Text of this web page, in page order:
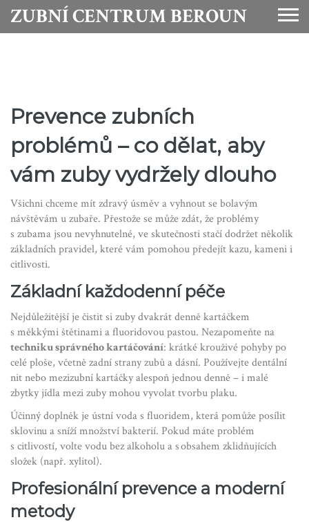
ZUBNÍ CENTRUM BEROUN
Prevence zubních
problémů – co dělat, aby
vám zuby vydržely dlouho
Všichni chceme mít zdravý úsměv a vyhnout se bolavým
návštěvám u zubaře. Přestože se může zdát, že problémy
s zubama jsou nevyhnutelné, ve skutečnosti stačí dodržet několik
základních pravidel, které vám pomohou předejít kazu, kameni i
citlivosti.
Základní každodenní péče
Nejdůležitější je čistit si zuby dvakrát denně kartáčkem
s měkkými štětinami a fluoridovou pastou. Nezapomeňte na
techniku správného kartáčování: krátké krouživé pohyby po
celé ploše, včetně zadní strany zubů a dásní. Používejte dentální
nit nebo mezizubní kartáčky alespoň jednou denně – i malé
zbytky jídla mezi zuby mohou vyvolat tvorbu plaku.
Účinný doplněk je ústní voda s fluoridem, která pomůže posílit
sklovinu a sníží množství bakterií. Pokud máte problém
s citlivostí, volte vodu bez alkoholu a s obsahem zklidňujících
složek (např. xylitol).
Profesionální prevence a moderní
metody